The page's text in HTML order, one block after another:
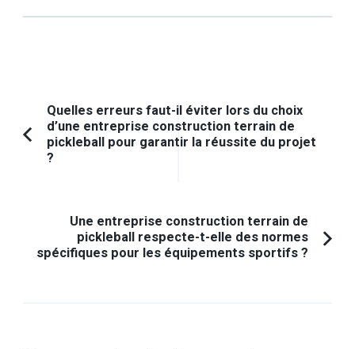
Navigation
d'article
Article
précédent :
Quelles erreurs faut-il éviter lors du choix
d’une entreprise construction terrain de
pickleball pour garantir la réussite du projet
?
Une entreprise construction terrain de
pickleball respecte-t-elle des normes
spécifiques pour les équipements sportifs ?